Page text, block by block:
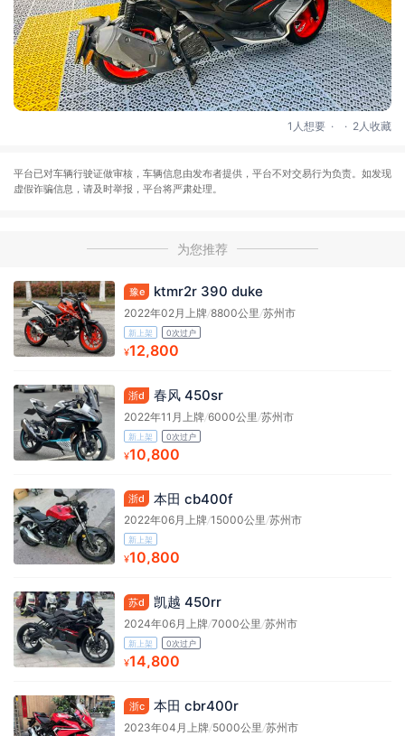
1人想要 . . 2人收藏
平台已对车辆行驶证做审核，车辆信息由发布者提供，平台不对交易行为负责。如发现
虚假诈骗信息，请及时举报，平台将严肃处理。
为您推荐
豫e ktmr2r 390 duke
2022年02月上牌/8800公里 /苏州市
新上架 0次过户
¥12,800
浙d 春风 450sr
2022年11月上牌/6000公里 /苏州市
新上架 0次过户
¥10,800
浙d 本田 cb400f
2022年06月上牌/15000公里/苏州市
新上架
¥10,800
苏d 凯越 450rr
2024年06月上牌/7000公里/苏州市
新上架 0次过户
¥14,800
浙c 本田 cbr400r
2023年04月上牌/5000公里/苏州市